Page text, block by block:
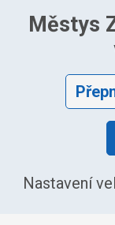
Městys
Nastavení